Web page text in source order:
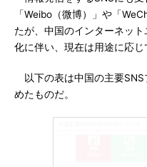
「Weibo（微博）」や「
たが、中国のインターネッ
化に伴い、現在は用途に応じ
以下の表は中国の主要SNS
めたものだ。